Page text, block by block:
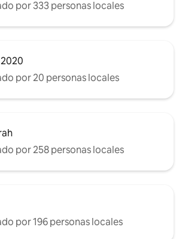
por 333 personas locales
por 20 personas locales
por 258 personas locales
por 196 personas locales